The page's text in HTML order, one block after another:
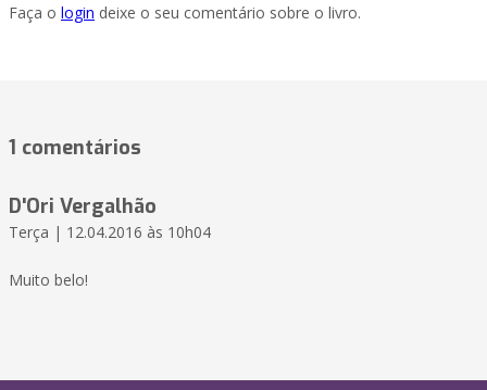
Faça o login deixe o seu comentário sobre o livro.
1 comentários
D'Ori Vergalhão
Terça | 12.04.2016 às 10h04
Muito belo!